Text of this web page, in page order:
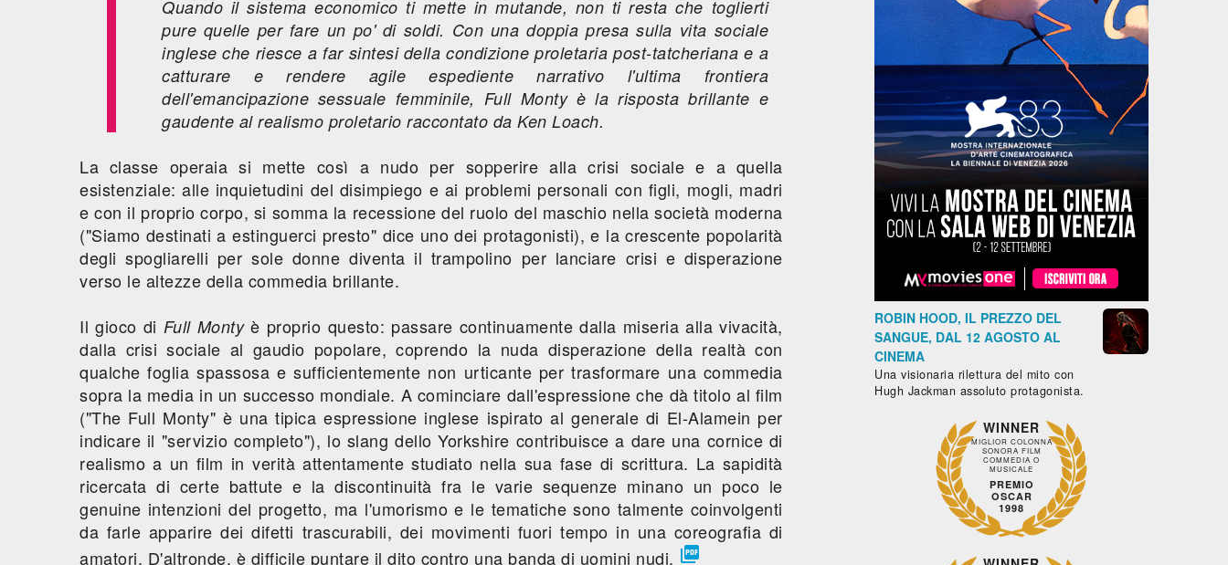
Quando il sistema economico ti mette in mutande, non ti resta che toglierti
pure quelle per fare un po' di soldi. Con una doppia presa sulla vita sociale
inglese che riesce a far sintesi della condizione proletaria post-tatcheriana e a
catturare e rendere agile espediente narrativo l'ultima frontiera
dell'emancipazione sessuale femminile, Full Montyè la risposta brillante e
gaudente al realismo proletario raccontato da Ken Loach.
La classe operaia si mette così a nudo per sopperire alla crisi sociale e a quella
esistenziale: alle inquietudini del disimpiego e ai problemi personali con figli, mogli, madri
e con il proprio corpo, si somma la recessione del ruolo del maschio nella società moderna
("Siamo destinati a estinguerci presto" dice uno dei protagonisti), e la crescente popolarità
degli spogliarelli per sole donne diventa il trampolino per lanciare crisi e disperazione
verso le altezze della commedia brillante.
Il gioco di Full Montyè proprio questo: passare continuamente dalla miseria alla vivacità,
dalla crisi sociale al gaudio popolare, coprendo la nuda disperazione della realtà con
qualche foglia spassosa e sufficientemente non urticante per trasformare una commedia
sopra la media in un successo mondiale. A cominciare dall'espressione che dà titolo al film
("The Full Monty" è una tipica espressione inglese ispirato al generale di El-Alamein per
indicare il "servizio completo"), lo slang dello Yorkshire contribuisce a dare una cornice di
realismo a un film in verità attentamente studiato nella sua fase di scrittura. La sapidità
ricercata di certe battute e la discontinuità fra le varie sequenze minano un poco le
genuine intenzioni del progetto, ma l'umorismo e le tematiche sono talmente coinvolgenti
da farle apparire dei difetti trascurabili, dei movimenti fuori tempo in una coreografia di
amatori. D'altronde, è difficile puntare il dito contro una banda di uomini nudi. 
ROBIN HOOD, IL PREZZO DEL
SANGUE, DAL 12 AGOSTO AL
CINEMA
Una visionaria rilettura del mito con
Hugh Jackman assoluto protagonista.
WINNER
MIGLIOR COLONNA
SONORA FILM
COMMEDIA O
MUSICALE
PREMIO
OSCAR
1998